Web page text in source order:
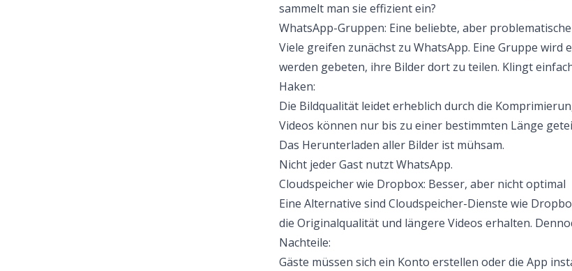
sammelt man sie effizient ein?
WhatsApp-Gruppen: Eine beliebte, aber
Viele greifen zunächst zu WhatsApp. Eine Gruppe wird
werden gebeten, ihre Bilder dort zu teilen. Klingt
Haken:
Die Bildqualität leidet erheblich durch die
Videos können nur bis zu einer bestimmten Länge
Das Herunterladen aller Bilder ist mühsam.
Nicht jeder Gast nutzt WhatsApp.
Cloudspeicher wie Dropbox: Besser, aber nicht optimal
Eine Alternative sind Cloudspeicher-Dienste wie
die Originalqualität und längere Videos erhalten.
Nachteile:
Gäste müssen sich ein Konto erstellen oder die App